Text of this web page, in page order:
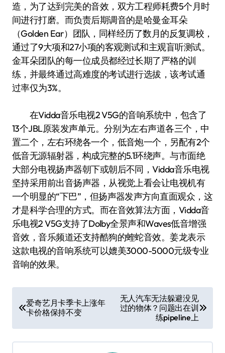
造，为了达到完美的音效，双方工程师耗费5个月时
间进行打磨。而负责后期调音的是哈曼金耳朵
（Golden Ear）团队，同样经历了数月的反复调校，
通过了9大项和27小项的客观测试和主观盲听测试。
金耳朵团队的每一位成员都经过长期了严格的训
练，并最终通过高难度的考试进行选拔，该考试通
过率仅为3%。
在Vidda音乐电视2 V5G的音响系统中，包含了
13个JBL原装发声单元。分别为左右声道各三个，中
置二个，左右环绕各一个，低音炮一个，另配有2个
低音无源辐射器，构成完整的5.1环绕声。与市面绝
大部分电视扬声器朝下或朝后不同，Vidda音乐电视
坚持采用前出音扬声器，从视觉上看会让电视机有
一个明显的“下巴”，但扬声器发声方向直面观众，这
才是科学合理的方式。而在音效算法方面，Vidda音
乐电视2 V5G支持了Dolby全景声和Waves低音增强
音效，音乐频道还支持酷狗的蝰蛇音效。姜龙表示
这款电视的音响系统可以媲美3000-5000元级专业
音响的效果。
章
导
航
爱奇艺月卡季卡上涨年
卡价格保持不变
无人汽车无法躲避没见
过的物体？问题出在训
练pipeline上